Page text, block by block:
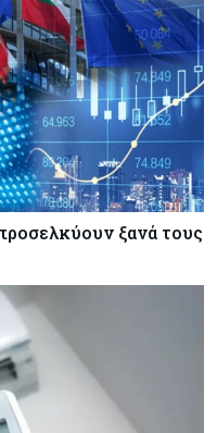
08-08-2026
την ημέρα για ένα
πλέον τον κίνδυνο
08-08-2026
πιο ακριβές ευρωπαϊκές
(πίνακας)
την Ευρώπη, αλλά οι
αφήνουν τις αγορές
ξανά τους